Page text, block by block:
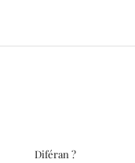
Diféran ?